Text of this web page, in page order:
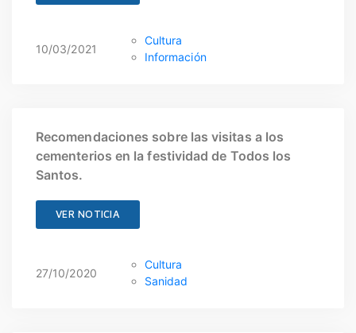
10/03/2021
Cultura
Información
Recomendaciones sobre las visitas a los
cementerios en la festividad de Todos los
Santos.
VER NOTICIA
27/10/2020
Cultura
Sanidad